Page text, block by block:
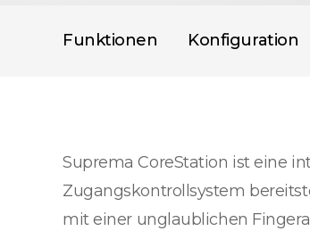
Funktionen Konfiguration
Suprema CoreStation ist eine
Zugangskontrollsystem
mit einer unglaublichen